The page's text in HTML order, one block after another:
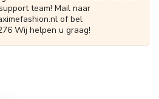
team! Mail naar
of bel
Wij helpen u graag!